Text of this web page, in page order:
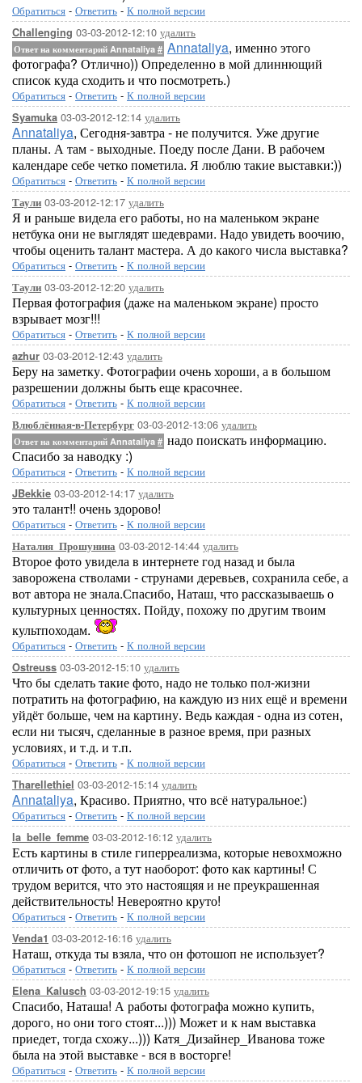
Обратиться - Ответить - К полной версии
Challenging 03-03-2012-12:10 удалить
Ответ на комментарий Annataliya # Annataliya, именно этого
фотографа? Отлично)) Определенно в мой длиннющий
список куда сходить и что посмотреть.)
Обратиться - Ответить - К полной версии
Syamuka 03-03-2012-12:14 удалить
Annataliya, Сегодня-завтра - не получится. Уже другие
планы. А там - выходные. Поеду после Дани. В рабочем
календаре себе четко пометила. Я люблю такие выставки:))
Обратиться - Ответить - К полной версии
Таули 03-03-2012-12:17 удалить
Я и раньше видела его работы, но на маленьком экране
нетбука они не выглядят шедеврами. Надо увидеть воочию,
чтобы оценить талант мастера. А до какого числа выставка?
Обратиться - Ответить - К полной версии
Таули 03-03-2012-12:20 удалить
Первая фотография (даже на маленьком экране) просто
взрывает мозг!!!
Обратиться - Ответить - К полной версии
azhur 03-03-2012-12:43 удалить
Беру на заметку. Фотографии очень хороши, а в большом
разрешении должны быть еще красочнее.
Обратиться - Ответить - К полной версии
Влюблённая-в-Петербург 03-03-2012-13:06 удалить
Ответ на комментарий Annataliya # надо поискать информацию.
Спасибо за наводку :)
Обратиться - Ответить - К полной версии
JBekkie 03-03-2012-14:17 удалить
это талант!! очень здорово!
Обратиться - Ответить - К полной версии
Наталия_Прошунина 03-03-2012-14:44 удалить
Второе фото увидела в интернете год назад и была
заворожена стволами - струнами деревьев, сохранила себе, а
вот автора не знала.Спасибо, Наташ, что рассказываешь о
культурных ценностях. Пойду, похожу по другим твоим
культпоходам.
Обратиться - Ответить - К полной версии
Ostreuss 03-03-2012-15:10 удалить
Что бы сделать такие фото, надо не только пол-жизни
потратить на фотографию, на каждую из них ещё и времени
уйдёт больше, чем на картину. Ведь каждая - одна из сотен,
если ни тысяч, сделанные в разное время, при разных
условиях, и т.д. и т.п.
Обратиться - Ответить - К полной версии
Tharellethiel 03-03-2012-15:14 удалить
Annataliya, Красиво. Приятно, что всё натуральное:)
Обратиться - Ответить - К полной версии
la_belle_femme 03-03-2012-16:12 удалить
Есть картины в стиле гиперреализма, которые невохможно
отличить от фото, а тут наоборот: фото как картины! С
трудом верится, что это настоящяя и не преукрашенная
действительность! Невероятно круто!
Обратиться - Ответить - К полной версии
Venda1 03-03-2012-16:16 удалить
Наташ, откуда ты взяла, что он фотошоп не использует?
Обратиться - Ответить - К полной версии
Elena_Kalusch 03-03-2012-19:15 удалить
Спасибо, Наташа! А работы фотографа можно купить,
дорого, но они того стоят...))) Может и к нам выставка
приедет, тогда схожу...))) Катя_Дизайнер_Иванова тоже
была на этой выставке - вся в восторге!
Обратиться - Ответить - К полной версии